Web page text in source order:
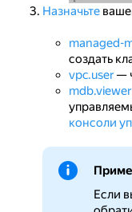
Назначьте
managed-
создать
vpc.user—
mdb.viewer
консоли
Если